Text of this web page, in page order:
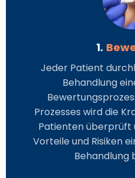
1.
Jeder Patient
Behandlung
Prozesses wird die
Patienten überprüft
Vorteile und Risiken
Behandlung